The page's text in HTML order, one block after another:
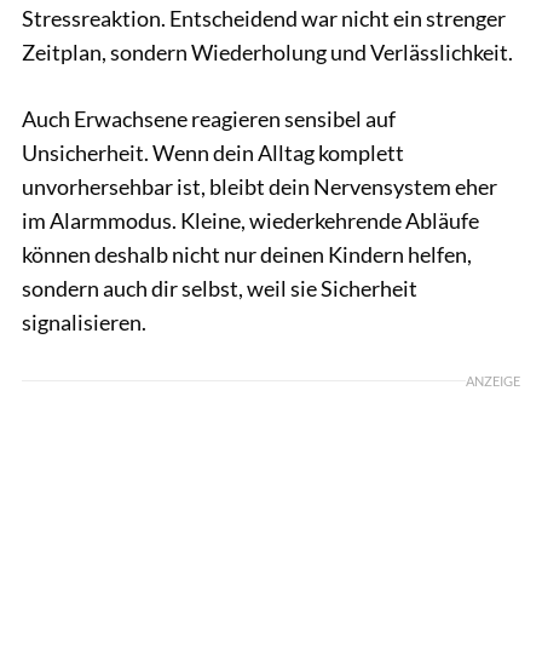
Stressreaktion. Entscheidend war nicht ein strenger
Zeitplan, sondern Wiederholung und Verlässlichkeit.
Auch Erwachsene reagieren sensibel auf
Unsicherheit. Wenn dein Alltag komplett
unvorhersehbar ist, bleibt dein Nervensystem eher
im Alarmmodus. Kleine, wiederkehrende Abläufe
können deshalb nicht nur deinen Kindern helfen,
sondern auch dir selbst, weil sie Sicherheit
signalisieren.
ANZEIGE